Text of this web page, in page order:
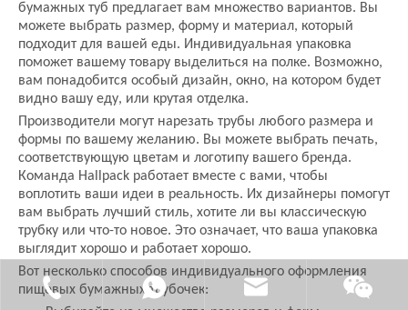
бумажных туб предлагает вам множество вариантов. Вы
можете выбрать размер, форму и материал, который
подходит для вашей еды. Индивидуальная упаковка
поможет вашему товару выделиться на полке. Возможно,
вам понадобится особый дизайн, окно, на котором будет
видно вашу еду, или крутая отделка.
Производители могут нарезать трубы любого размера и
формы по вашему желанию. Вы можете выбрать печать,
соответствующую цветам и логотипу вашего бренда.
Команда Hallpack работает вместе с вами, чтобы
воплотить ваши идеи в реальность. Их дизайнеры помогут
вам выбрать лучший стиль, хотите ли вы классическую
трубку или что-то новое. Это означает, что ваша упаковка
выглядит хорошо и работает хорошо.
Вот несколько способов индивидуального оформления
пищевых бумажных трубочек: